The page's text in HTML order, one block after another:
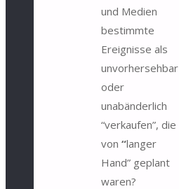
und Medien
bestimmte
Ereignisse als
unvorhersehbar
oder
unabänderlich
“verkaufen”, die
von “langer
Hand” geplant
waren?